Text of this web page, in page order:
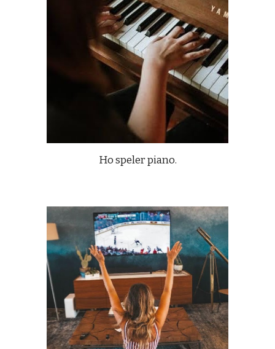
Ho speler piano.